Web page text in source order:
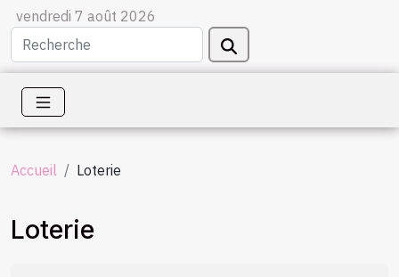
vendredi 7 août 2026
Accueil Loterie
Loterie